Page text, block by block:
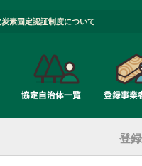
素固定認証制度について
登